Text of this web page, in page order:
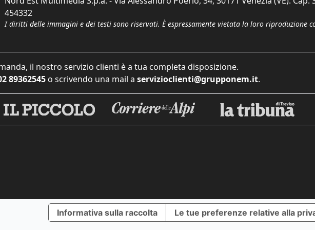
454332
I diritti delle immagini e dei testi sono riservati. È espressamente vietata la loro riproduzione
il nostro servizio clienti è a tua completa disposizione.
89362545 o scrivendo una mail a servizioclienti@grupponem.it.
Informativa sulla raccolta Le tue preferenze relative alla